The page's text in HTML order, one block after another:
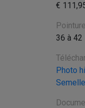
€
36 à 42
Photo
Semelle